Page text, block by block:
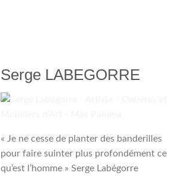
Serge LABEGORRE
« Je ne cesse de planter des banderilles
pour faire suinter plus profondément ce
qu’est l’homme » Serge Labégorre